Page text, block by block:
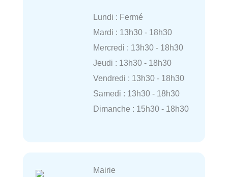
Lundi : Fermé
Mardi : 13h30 - 18h30
Mercredi : 13h30 - 18h30
Jeudi : 13h30 - 18h30
Vendredi : 13h30 - 18h30
Samedi : 13h30 - 18h30
Dimanche : 15h30 - 18h30
Mairie